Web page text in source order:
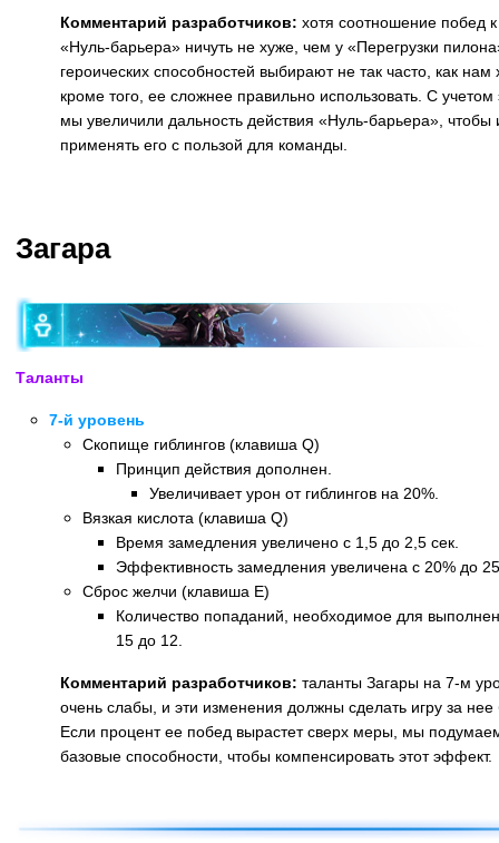
Комментарий разработчиков: хотя соотношение побед
«Нуль-барьера» ничуть не хуже, чем у «Перегрузки
героических способностей выбирают не так часто, как
кроме того, ее сложнее правильно использовать. С
мы увеличили дальность действия «Нуль-барьера», чтобы
применять его с пользой для команды.
Загара
Таланты
7-й уровень
Скопище гиблингов (клавиша Q)
Принцип действия дополнен.
Увеличивает урон от гиблингов на 20%.
Вязкая кислота (клавиша Q)
Время замедления увеличено с 1,5 до 2,5 сек.
Эффективность замедления увеличена с 20% до
Сброс желчи (клавиша E)
Количество попаданий, необходимое для
15 до 12.
Комментарий разработчиков: таланты Загары на 7-м
очень слабы, и эти изменения должны сделать игру за
Если процент ее побед вырастет сверх меры, мы
базовые способности, чтобы компенсировать этот эффект.